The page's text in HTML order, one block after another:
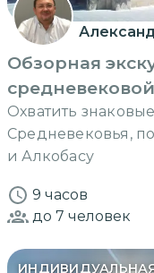
Обзорная
Охватить
Средневековья,
и Алкобасу
9 часов
до 7 человек